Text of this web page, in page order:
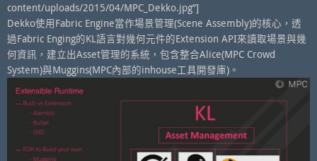
content/uploads/2015/04/MPC_Dekko.jpg”]
Dekko使用Fabric Engine當作場景管理(Scene Assembly)的核心，透
過Fabric Enging的KL語言對幾何元件的Extension API來讀取場景與幾
何資訊，建立出Asset管理的系統，包含整合Alice(MPC Crowd
System)與Muggins(MPC內部的inhouse工具開發庫)。